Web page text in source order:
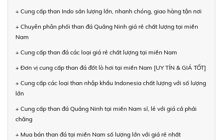
+ Cung cấp than Indo sản lượng lớn, nhanh chóng, giao hàng tận nơi
+ Chuyên phân phối than đá Quảng Ninh giá rẻ chất lượng tại miền
Nam
+ Cung cấp than đá các loại giá rẻ chất lượng tại miền Nam
+ Đơn vị cung cấp than đá đốt lò hơi tại miền Nam [UY TÍN & GIÁ TỐT]
+ Cung cấp các loại than nhập khẩu Indonesia chất lượng với số lượng
lớn
+ Cung cấp than đá Quảng Ninh tại miền Nam sỉ, lẻ với giá cả phải
chăng
+ Mua bán than đá tại miền Nam số lượng lớn với giá rẻ nhất